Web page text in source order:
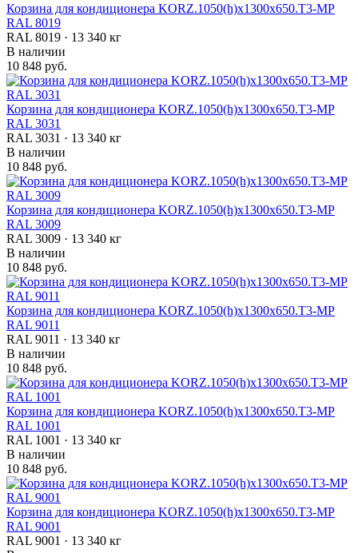
Корзина для кондиционера KORZ.1050(h)x1300x650.T3-MP
RAL 8019
RAL 8019 · 13 340 кг
В наличии
10 848 руб.
Корзина для кондиционера KORZ.1050(h)x1300x650.T3-MP
RAL 3031
RAL 3031 · 13 340 кг
В наличии
10 848 руб.
Корзина для кондиционера KORZ.1050(h)x1300x650.T3-MP
RAL 3009
RAL 3009 · 13 340 кг
В наличии
10 848 руб.
Корзина для кондиционера KORZ.1050(h)x1300x650.T3-MP
RAL 9011
RAL 9011 · 13 340 кг
В наличии
10 848 руб.
Корзина для кондиционера KORZ.1050(h)x1300x650.T3-MP
RAL 1001
RAL 1001 · 13 340 кг
В наличии
10 848 руб.
Корзина для кондиционера KORZ.1050(h)x1300x650.T3-MP
RAL 9001
RAL 9001 · 13 340 кг